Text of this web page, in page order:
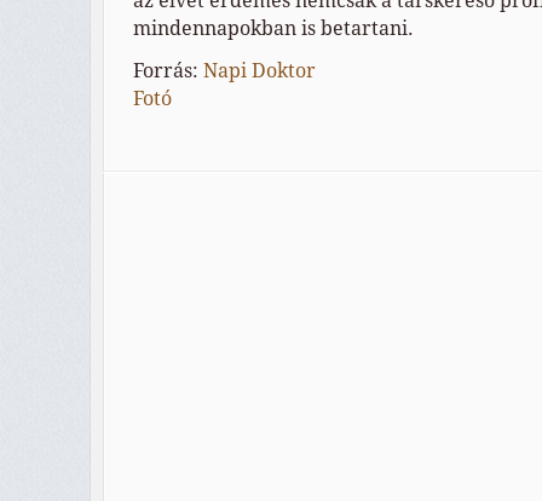
mindennapokban is betartani.
Forrás: Napi Doktor
Fotó